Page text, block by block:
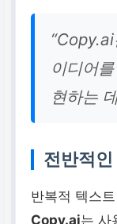
이디어
현하는
전반적
반복적 텍스
Copy.ai는 사